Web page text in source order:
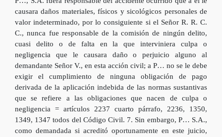
causara daños materiales, físicos y sicológicos personales de
valor indeterminado, por lo consiguiente si el Señor R. R. C.
C., nunca fue responsable de la comisión de ningún delito,
cuasi delito o de falta en la que interviniera culpa o
negligencia que le causara daño o perjuicio alguno al
demandante Señor V., en esta acción civil; a P… no se le debe
exigir el cumplimiento de ninguna obligación de pago
derivada de la aplicación indebida de las normas sustantivas
que se refiere a las obligaciones que nacen de culpa o
negligencia = artículos 2237 cuarto párrafo, 2236, 1350,
1349, 1347 todos del Código Civil. 7. Sin embargo, P… S.A.,
como demandada si acreditó oportunamente en este juicio,